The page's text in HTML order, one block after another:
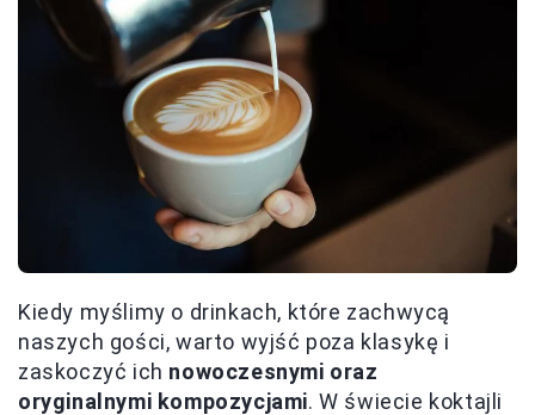
Kiedy myślimy o drinkach, które zachwycą
naszych gości, warto wyjść poza klasykę i
zaskoczyć ich nowoczesnymi oraz
oryginalnymi kompozycjami. W świecie koktajli